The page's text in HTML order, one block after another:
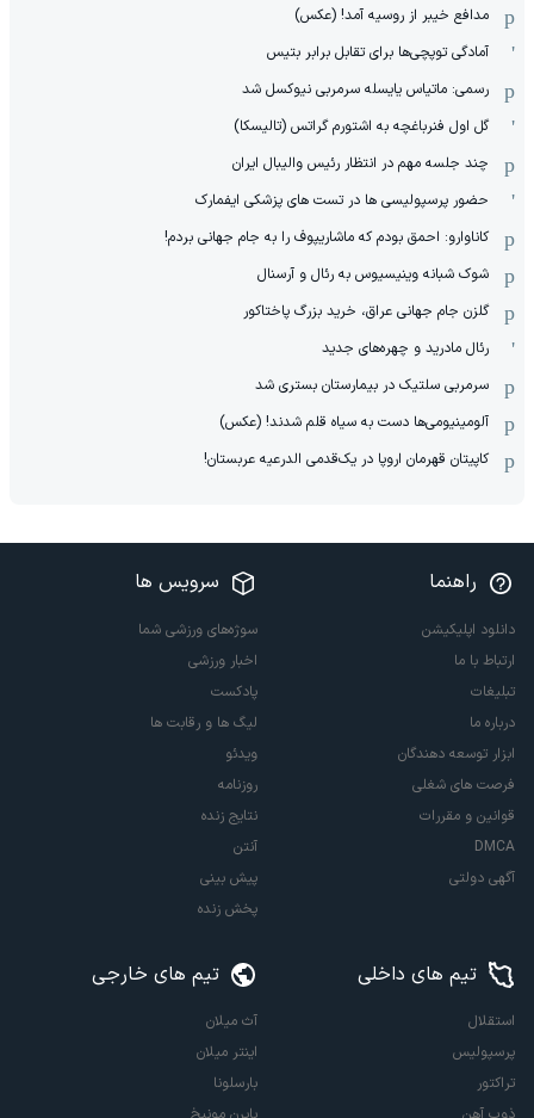
مدافع خیبر از روسیه آمد! (عکس)
آمادگی توپچی‌ها برای تقابل برابر بتیس
رسمی: ماتیاس یایسله سرمربی نیوکسل شد
گل اول فنرباغچه به اشتورم گراتس (تالیسکا)
چند جلسه مهم در انتظار رئیس والیبال ایران
حضور پرسپولیسی ها در تست های پزشکی ایفمارک
کاناوارو: احمق بودم که ماشاریپوف را به جام جهانی بردم!
شوک شبانه وینیسیوس به رئال و آرسنال
گلزن جام جهانی عراق، خرید بزرگ پاختاکور
رئال مادرید و چهره‌های جدید
سرمربی سلتیک در بیمارستان بستری شد
آلومینیومی‌ها دست به سیاه قلم شدند! (عکس)
کاپیتان قهرمان اروپا در یک‌قدمی الدرعیه عربستان!
راهنما
دانلود اپلیکیشن
ارتباط با ما
تبلیغات
درباره ما
ابزار توسعه دهندگان
فرصت های شغلی
قوانین و مقررات
DMCA
آگهی دولتی
سرویس ها
سوژه‌های ورزشی شما
اخبار ورزشی
پادکست
لیگ ها و رقابت ها
ویدئو
روزنامه
نتایج زنده
آنتن
پیش بینی
پخش زنده
تیم های داخلی
استقلال
پرسپولیس
تراکتور
تیم های خارجی
آث میلان
اینتر میلان
بارسلونا